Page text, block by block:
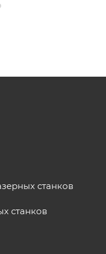
станков
станков